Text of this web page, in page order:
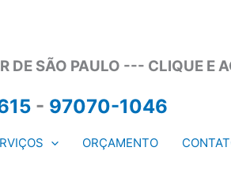
DE SÃO PAULO --- CLIQUE E
- 97070-1046
ORÇAMENTO